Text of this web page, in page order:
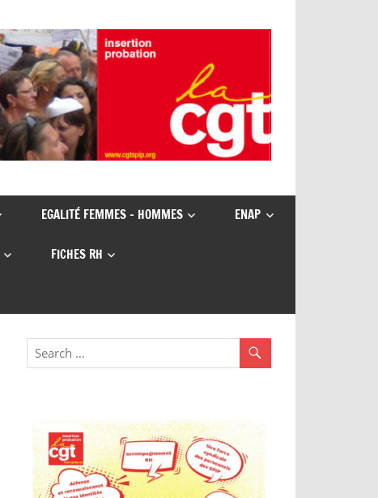
EGALITÉ FEMMES – HOMMES ENAP
FICHES RH